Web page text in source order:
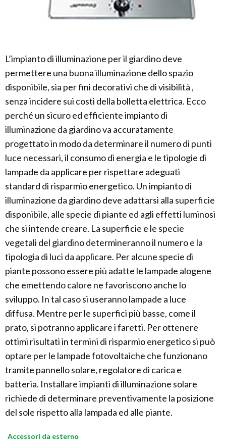
L’impianto di illuminazione per il giardino deve
permettere una buona illuminazione dello spazio
disponibile, sia per fini decorativi che di visibilità ,
senza incidere sui costi della bolletta elettrica. Ecco
perché un sicuro ed efficiente impianto di
illuminazione da giardino va accuratamente
progettato in modo da determinare il numero di punti
luce necessari, il consumo di energia e le tipologie di
lampade da applicare per rispettare adeguati
standard di risparmio energetico. Un impianto di
illuminazione da giardino deve adattarsi alla superficie
disponibile, alle specie di piante ed agli effetti luminosi
che si intende creare. La superficie e le specie
vegetali del giardino determineranno il numero e la
tipologia di luci da applicare. Per alcune specie di
piante possono essere più adatte le lampade alogene
che emettendo calore ne favoriscono anche lo
sviluppo. In tal caso si useranno lampade a luce
diffusa. Mentre per le superfici più basse, come il
prato, si potranno applicare i faretti. Per ottenere
ottimi risultati in termini di risparmio energetico si può
optare per le lampade fotovoltaiche che funzionano
tramite pannello solare, regolatore di carica e
batteria. Installare impianti di illuminazione solare
richiede di determinare preventivamente la posizione
del sole rispetto alla lampada ed alle piante.
Accessori da esterno